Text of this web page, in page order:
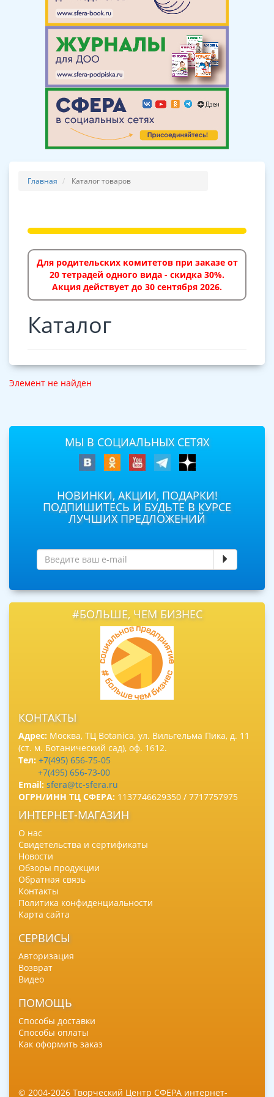
Главная Каталог товаров
Для родительских комитетов при заказе от
20 тетрадей одного вида - скидка 30%.
Акция действует до 30 сентября 2026.
Каталог
Элемент не найден
МЫ В СОЦИАЛЬНЫХ СЕТЯХ
НОВИНКИ, АКЦИИ, ПОДАРКИ!
ПОДПИШИТЕСЬ И БУДЬТЕ В КУРСЕ
ЛУЧШИХ ПРЕДЛОЖЕНИЙ
#БОЛЬШЕ, ЧЕМ БИЗНЕС
КОНТАКТЫ
Адрес: Москва, ТЦ Botanica, ул. Вильгельма Пика, д. 11
(ст. м. Ботанический сад), оф. 1612.
Тел: +7(495) 656-75-05
+7(495) 656-73-00
Email: sfera@tc-sfera.ru
ОГРН/ИНН ТЦ СФЕРА: 1137746629350 / 7717757975
ИНТЕРНЕТ-МАГАЗИН
О нас
Свидетельства и сертификаты
Новости
Обзоры продукции
Обратная связь
Контакты
Политика конфиденциальности
Карта сайта
СЕРВИСЫ
Авторизация
Возврат
Видео
ПОМОЩЬ
Способы доставки
Способы оплаты
Как оформить заказ
© 2004-2026 Творческий Центр СФЕРА интернет-